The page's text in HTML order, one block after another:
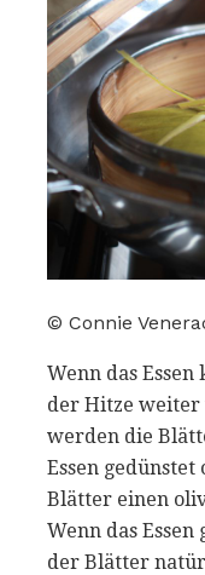
© Connie
Wenn das
der Hitze
werden die
Essen
Blätter einen
Wenn das
der Blätter